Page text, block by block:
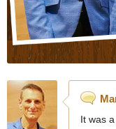
It was